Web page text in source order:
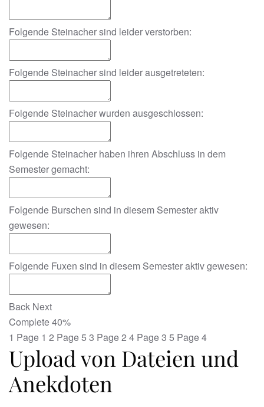
Folgende Steinacher sind leider verstorben:
Folgende Steinacher sind leider ausgetreteten:
Folgende Steinacher wurden ausgeschlossen:
Folgende Steinacher haben ihren Abschluss in dem
Semester gemacht:
Folgende Burschen sind in diesem Semester aktiv
gewesen:
Folgende Fuxen sind in diesem Semester aktiv gewesen:
Back Next
Complete40%
1 Page 1 2 Page 5 3 Page 2 4 Page 3 5 Page 4
Upload von Dateien und
Anekdoten